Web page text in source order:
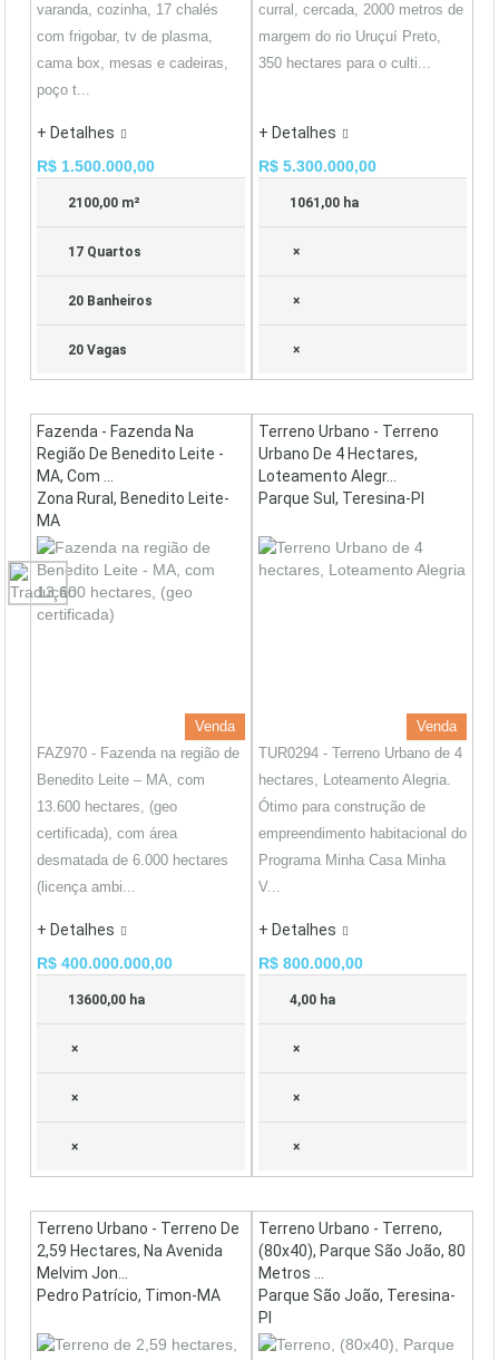
varanda, cozinha, 17 chalés
com frigobar, tv de plasma,
cama box, mesas e cadeiras,
poço t...
+ Detalhes
R$ 1.500.000,00
2100,00 m²
17 Quartos
20 Banheiros
20 Vagas
curral, cercada, 2000 metros de
margem do rio Uruçuí Preto,
350 hectares para o culti...
+ Detalhes
R$ 5.300.000,00
1061,00 ha
×
×
×
Fazenda - Fazenda Na
Região De Benedito Leite -
MA, Com ...
Zona Rural, Benedito Leite-
MA
Venda
FAZ970 - Fazenda na região de
Benedito Leite – MA, com
13.600 hectares, (geo
certificada), com área
desmatada de 6.000 hectares
(licença ambi...
+ Detalhes
R$ 400.000.000,00
13600,00 ha
×
×
×
Terreno Urbano - Terreno
Urbano De 4 Hectares,
Loteamento Alegr...
Parque Sul, Teresina-PI
Venda
TUR0294 - Terreno Urbano de 4
hectares, Loteamento Alegria.
Ótimo para construção de
empreendimento habitacional do
Programa Minha Casa Minha
V...
+ Detalhes
R$ 800.000,00
4,00 ha
×
×
×
Terreno Urbano - Terreno De
2,59 Hectares, Na Avenida
Melvim Jon...
Pedro Patrício, Timon-MA
Terreno Urbano - Terreno,
(80x40), Parque São João, 80
Metros ...
Parque São João, Teresina-
PI